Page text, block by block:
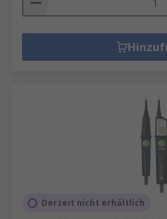
Derzeit nicht erhältlich